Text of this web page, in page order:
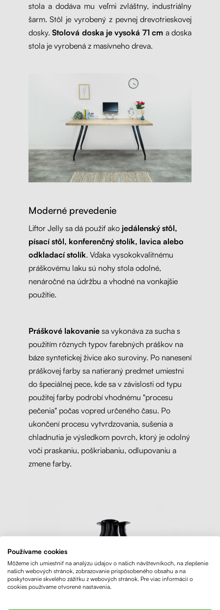
stola a dodáva mu veľmi zvláštny, industriálny
šarm. Stôl je vyrobený z pevnej drevotrieskovej
dosky. Stolová doska je vysoká 71 cm a doska
stola je vyrobená z masívneho dreva.
Moderné prevedenie
Liftor Jelly sa dá použiť ako jedálenský stôl,
písací stôl, konferenčný stolík, lavica alebo
odkladací stolík. Vďaka vysokokvalitnému
práškovému laku sú nohy stola odolné,
nenáročné na údržbu a vhodné na vonkajšie
použitie.
Práškové lakovaniesa vykonáva za sucha s
použitím rôznych typov farebných práškov na
báze syntetickej živice ako suroviny. Po nanesení
práškovej farby sa natieraný predmet umiestni
do špeciálnej pece, kde sa v závislosti od typu
použitej farby podrobí vhodnému "procesu
pečenia" počas vopred určeného času. Po
ukončení procesu vytvrdzovania, sušenia a
chladnutia je výsledkom povrch, ktorý je odolný
voči praskaniu, poškriabaniu, odlupovaniu a
zmene farby.
Používame cookies
Môžeme ich umiestniť na analýzu údajov o našich návštevníkoch, na zlepšenie
našich webových stránok, zobrazovanie prispôsobeného obsahu a na
poskytovanie skvelého zážitku z webových stránok. Pre viac informácií o
cookies používame otvorené nastavenia.